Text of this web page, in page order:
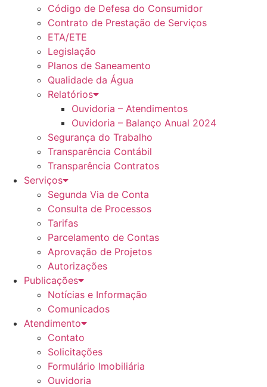
Código de Defesa do Consumidor
Contrato de Prestação de Serviços
ETA/ETE
Legislação
Planos de Saneamento
Qualidade da Água
Relatórios
Ouvidoria – Atendimentos
Ouvidoria – Balanço Anual 2024
Segurança do Trabalho
Transparência Contábil
Transparência Contratos
Serviços
Segunda Via de Conta
Consulta de Processos
Tarifas
Parcelamento de Contas
Aprovação de Projetos
Autorizações
Publicações
Notícias e Informação
Comunicados
Atendimento
Contato
Solicitações
Formulário Imobiliária
Ouvidoria